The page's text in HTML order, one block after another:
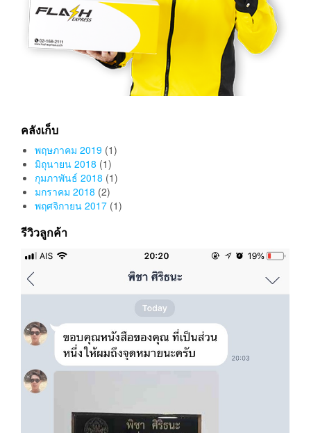
คลังเก็บ
พฤษภาคม 2019 (1)
มิถุนายน 2018 (1)
กุมภาพันธ์ 2018 (1)
มกราคม 2018 (2)
พฤศจิกายน 2017 (1)
รีวิวลูกค้า